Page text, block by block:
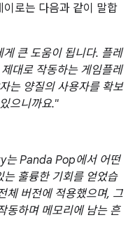
로는 다음과 같이 말합
큰 도움이 됩니다. 플레
대로 작동하는 게임플레
는 양질의 사용자를 확보
으니까요."
는 Panda Pop에서 어떤
훌륭한 기회를 얻었습
체 버전에 적용했으며, 그
동하며 메모리에 남는 흔